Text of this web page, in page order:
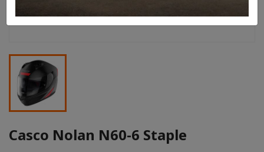
Casco Nolan N60-6 Staple